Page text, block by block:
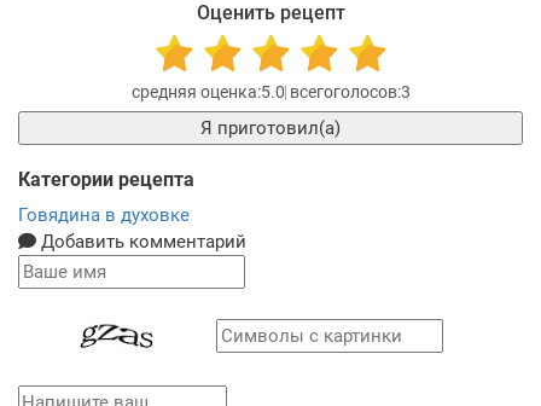
Оценить рецепт
5.0 3
Я приготовил(а)
Категории рецепта
Говядина в духовке
Добавить комментарий